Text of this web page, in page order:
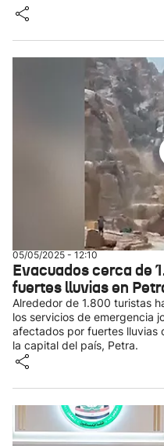
05/05/2025 - 12:10
Evacuados cerca de
fuertes lluvias en
Alrededor de 1.800 turistas
los servicios de emergencia
afectados por fuertes lluvias
la capital del país, Petra.